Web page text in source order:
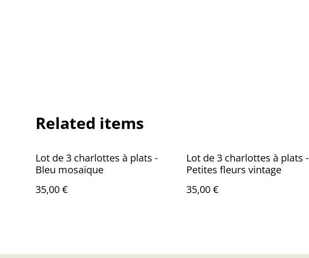
Related items
Lot de 3 charlottes à plats -
Bleu mosaïque
35,00 €
Lot de 3 charlottes à plats -
Petites fleurs vintage
35,00 €